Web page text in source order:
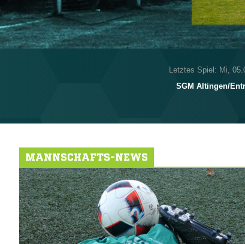
Letztes Spiel: Mi,
SGM Altingen/​
MANNSCHAFTS-NEWS